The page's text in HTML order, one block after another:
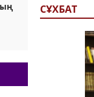
СҰХБАТ